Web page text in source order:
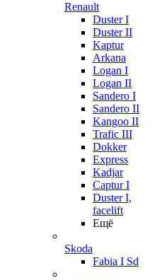
Renault
Duster I
Duster II
Kaptur
Arkana
Logan I
Logan II
Sandero I
Sandero II
Kangoo II
Trafic III
Dokker
Express
Kadjar
Captur I
Duster I,
facelift
Ещё
Skoda
Fabia I Sd